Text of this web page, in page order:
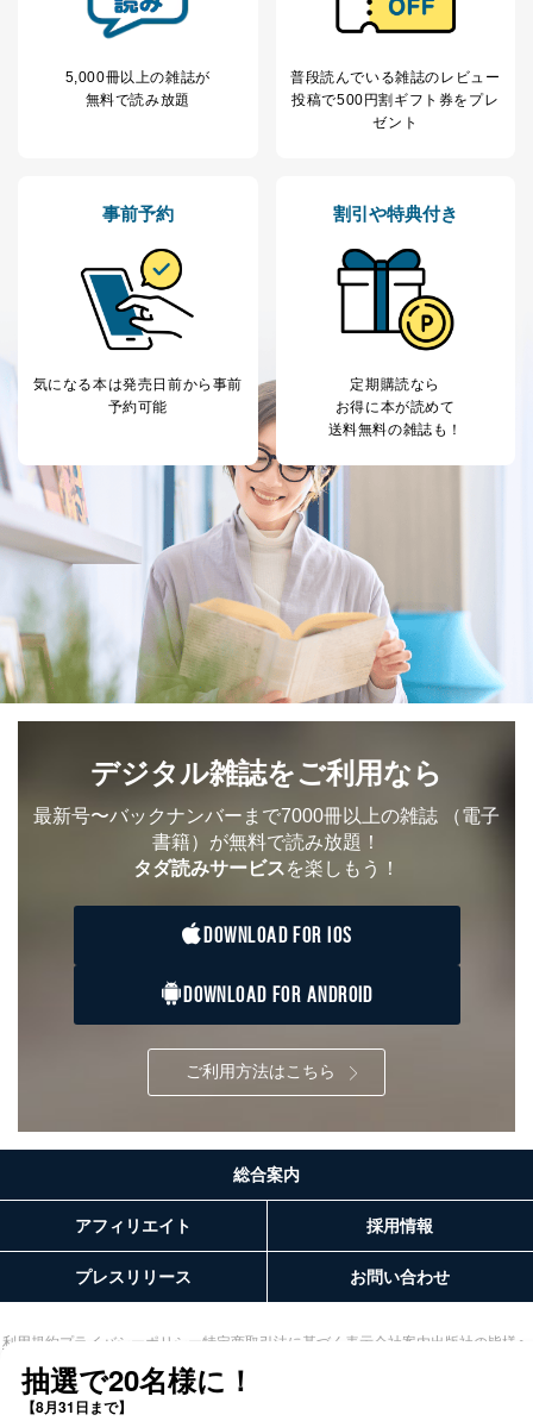
5,000冊以上の雑誌が
無料で読み放題
普段読んでいる雑誌のレビュー
投稿で500円割ギフト券をプレ
ゼント
事前予約
気になる本は発売日前から事前
予約可能
割引や特典付き
定期購読なら
お得に本が読めて
送料無料の雑誌も！
デジタル雑誌をご利用なら
最新号〜バックナンバーまで7000冊以上の雑誌 （電子
書籍）が無料で読み放題！
タダ読みサービスを楽しもう！
DOWNLOAD FOR IOS
DOWNLOAD FOR ANDROID
ご利用方法はこちら
総合案内
アフィリエイト 採用情報
プレスリリース お問い合わせ
利用規約プライバシーポリシー 特定商取引法に基づく表示会社案内出版社の皆様へ